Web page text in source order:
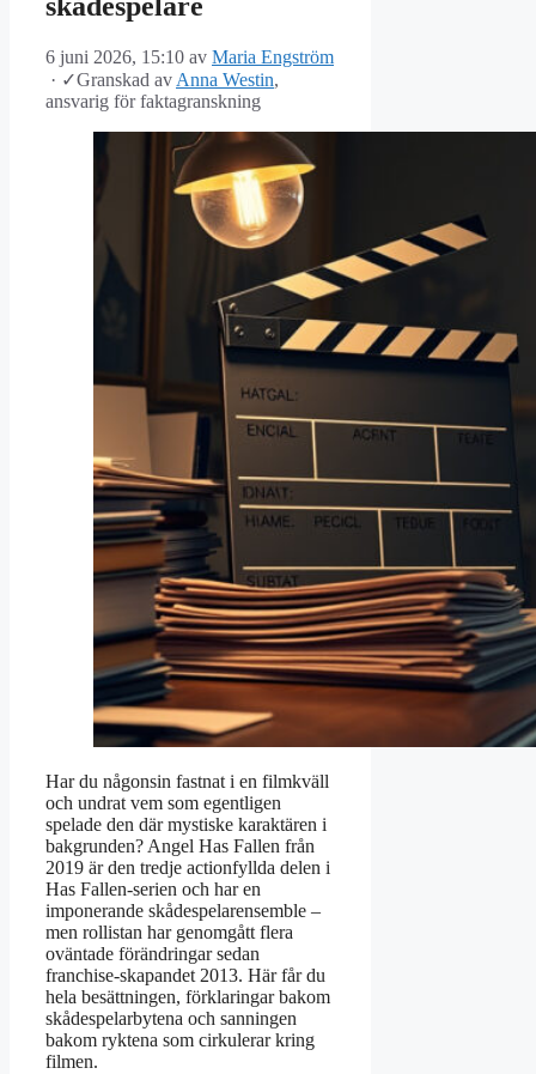
skådespelare
6 juni 2026, 15:10 av Maria Engström
· ✓Granskad av Anna Westin,
ansvarig för faktagranskning
Har du någonsin fastnat i en filmkväll
och undrat vem som egentligen
spelade den där mystiske karaktären i
bakgrunden? Angel Has Fallen från
2019 är den tredje actionfyllda delen i
Has Fallen-serien och har en
imponerande skådespelarensemble –
men rollistan har genomgått flera
oväntade förändringar sedan
franchise-skapandet 2013. Här får du
hela besättningen, förklaringar bakom
skådespelarbytena och sanningen
bakom ryktena som cirkulerar kring
filmen.